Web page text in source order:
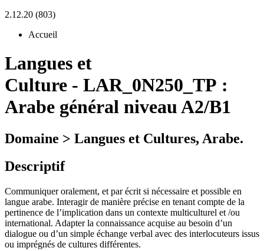
2.12.20 (803)
Accueil
Langues et
Culture - LAR_0N250_TP :
Arabe général niveau A2/B1
Domaine > Langues et Cultures, Arabe.
Descriptif
Communiquer oralement, et par écrit si nécessaire et possible en
langue arabe. Interagir de manière précise en tenant compte de la
pertinence de l’implication dans un contexte multiculturel et /ou
international. Adapter la connaissance acquise au besoin d’un
dialogue ou d’un simple échange verbal avec des interlocuteurs issus
ou imprégnés de cultures différentes.